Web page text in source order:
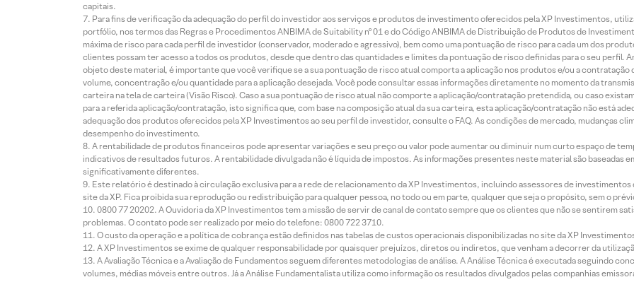
capitais.
Para fins de verificação da adequação do perfil do investidor aos serviços e produtos de investimento oferecidos pela XP Investimentos,
portfólio, nos termos das Regras e Procedimentos ANBIMA de Suitability nº 01 e do Código ANBIMA de Distribuição de Produtos de
máxima de risco para cada perfil de investidor (conservador, moderado e agressivo), bem como uma pontuação de risco para cada um dos
clientes possam ter acesso a todos os produtos, desde que dentro das quantidades e limites da pontuação de risco definidas para o seu perfil.
objeto deste material, é importante que você verifique se a sua pontuação de risco atual comporta a aplicação nos produtos e/ou a contratação
volume, concentração e/ou quantidade para a aplicação desejada. Você pode consultar essas informações diretamente no momento da
carteira na tela de carteira (Visão Risco). Caso a sua pontuação de risco atual não comporte a aplicação/contratação pretendida, ou caso
para a referida aplicação/contratação, isto significa que, com base na composição atual da sua carteira, esta aplicação/contratação não está
adequação dos produtos oferecidos pela XP Investimentos ao seu perfil de investidor, consulte o FAQ. As condições de mercado, mudanças
desempenho do investimento.
A rentabilidade de produtos financeiros pode apresentar variações e seu preço ou valor pode aumentar ou diminuir num curto espaço de
indicativos de resultados futuros. A rentabilidade divulgada não é líquida de impostos. As informações presentes neste material são baseadas
significativamente diferentes.
Este relatório é destinado à circulação exclusiva para a rede de relacionamento da XP Investimentos, incluindo assessores de investimentos
site da XP. Fica proibida sua reprodução ou redistribuição para qualquer pessoa, no todo ou em parte, qualquer que seja o propósito, sem o
0800 77 20202. A Ouvidoria da XP Investimentos tem a missão de servir de canal de contato sempre que os clientes que não se sentirem
problemas. O contato pode ser realizado por meio do telefone: 0800 722 3710.
O custo da operação e a política de cobrança estão definidos nas tabelas de custos operacionais disponibilizadas no site da XP
A XP Investimentos se exime de qualquer responsabilidade por quaisquer prejuízos, diretos ou indiretos, que venham a decorrer da
A Avaliação Técnica e a Avaliação de Fundamentos seguem diferentes metodologias de análise. A Análise Técnica é executada seguindo
volumes, médias móveis entre outros. Já a Análise Fundamentalista utiliza como informação os resultados divulgados pelas companhias